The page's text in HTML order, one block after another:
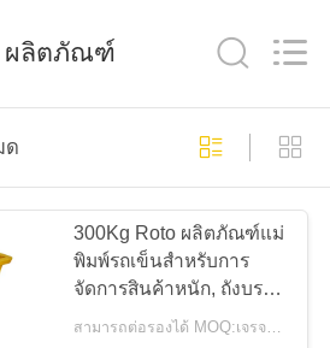
ฑ์
ผลิตภัณฑ์
ด
300Kg Roto ผลิตภัณฑ์แม่
พิมพ์รถเข็นสำหรับการ
จัดการสินค้าหนัก, ถังบรรจุ
ขวดโพลีข้าม
สามารถต่อรองได้ MOQ:เจรจาต่อรอง